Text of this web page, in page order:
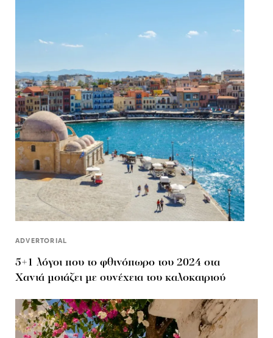
ADVERTORIAL
5+1 λόγοι που το φθινόπωρο του 2024 στα
Χανιά μοιάζει με συνέχεια του καλοκαιριού